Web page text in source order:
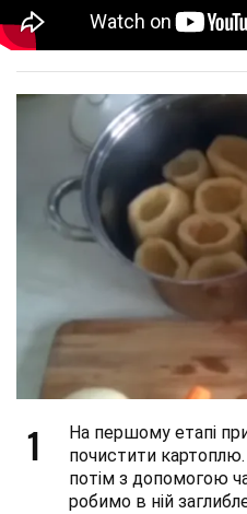
1
На першому етапі
почистити картоплю.
потім з допомогою
робимо в ній